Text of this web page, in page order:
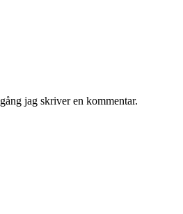
jag skriver en kommentar.